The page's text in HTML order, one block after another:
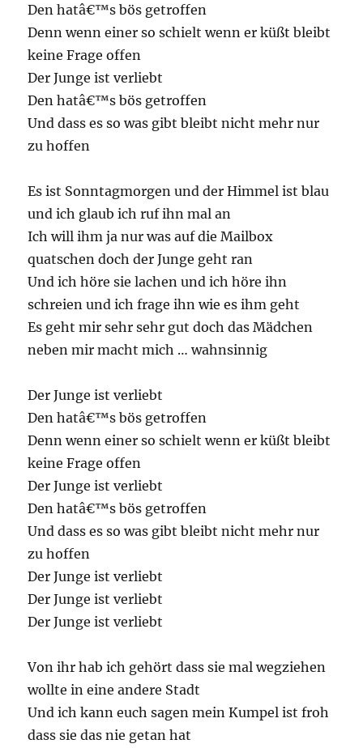
Den hatâ€™s bös getroffen
Denn wenn einer so schielt wenn er küßt bleibt
keine Frage offen
Der Junge ist verliebt
Den hatâ€™s bös getroffen
Und dass es so was gibt bleibt nicht mehr nur
zu hoffen
Es ist Sonntagmorgen und der Himmel ist blau
und ich glaub ich ruf ihn mal an
Ich will ihm ja nur was auf die Mailbox
quatschen doch der Junge geht ran
Und ich höre sie lachen und ich höre ihn
schreien und ich frage ihn wie es ihm geht
Es geht mir sehr sehr gut doch das Mädchen
neben mir macht mich … wahnsinnig
Der Junge ist verliebt
Den hatâ€™s bös getroffen
Denn wenn einer so schielt wenn er küßt bleibt
keine Frage offen
Der Junge ist verliebt
Den hatâ€™s bös getroffen
Und dass es so was gibt bleibt nicht mehr nur
zu hoffen
Der Junge ist verliebt
Der Junge ist verliebt
Der Junge ist verliebt
Von ihr hab ich gehört dass sie mal wegziehen
wollte in eine andere Stadt
Und ich kann euch sagen mein Kumpel ist froh
dass sie das nie getan hat